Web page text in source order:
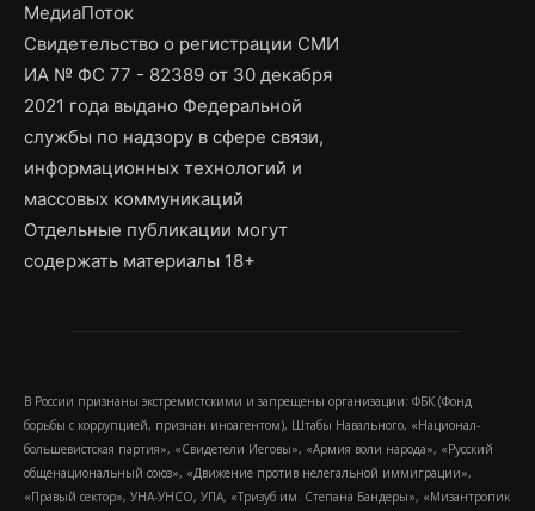
МедиаПоток
Свидетельство о регистрации СМИ
ИА № ФС 77 - 82389 от 30 декабря
2021 года выдано Федеральной
службы по надзору в сфере связи,
информационных технологий и
массовых коммуникаций
Отдельные публикации могут
содержать материалы 18+
В России признаны экстремистскими и запрещены организации: ФБК (Фонд
борьбы с коррупцией, признан иноагентом), Штабы Навального, «Национал-
большевистская партия», «Свидетели Иеговы», «Армия воли народа», «Русский
общенациональный союз», «Движение против нелегальной иммиграции»,
«Правый сектор», УНА-УНСО, УПА, «Тризуб им. Степана Бандеры», «Мизантропик